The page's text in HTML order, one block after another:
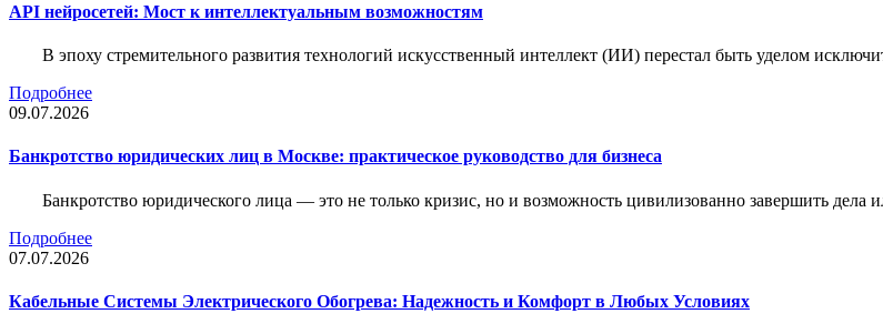
API нейросетей: Мост к интеллектуальным возможностям
В эпоху стремительного развития технологий искусственный интеллект (ИИ) перестал быть уделом
Подробнее
09.07.2026
Банкротство юридических лиц в Москве: практическое руководство для бизнеса
Банкротство юридического лица — это не только кризис, но и возможность цивилизованно завершить дела
Подробнее
07.07.2026
Кабельные Системы Электрического Обогрева: Надежность и Комфорт в Любых Условиях